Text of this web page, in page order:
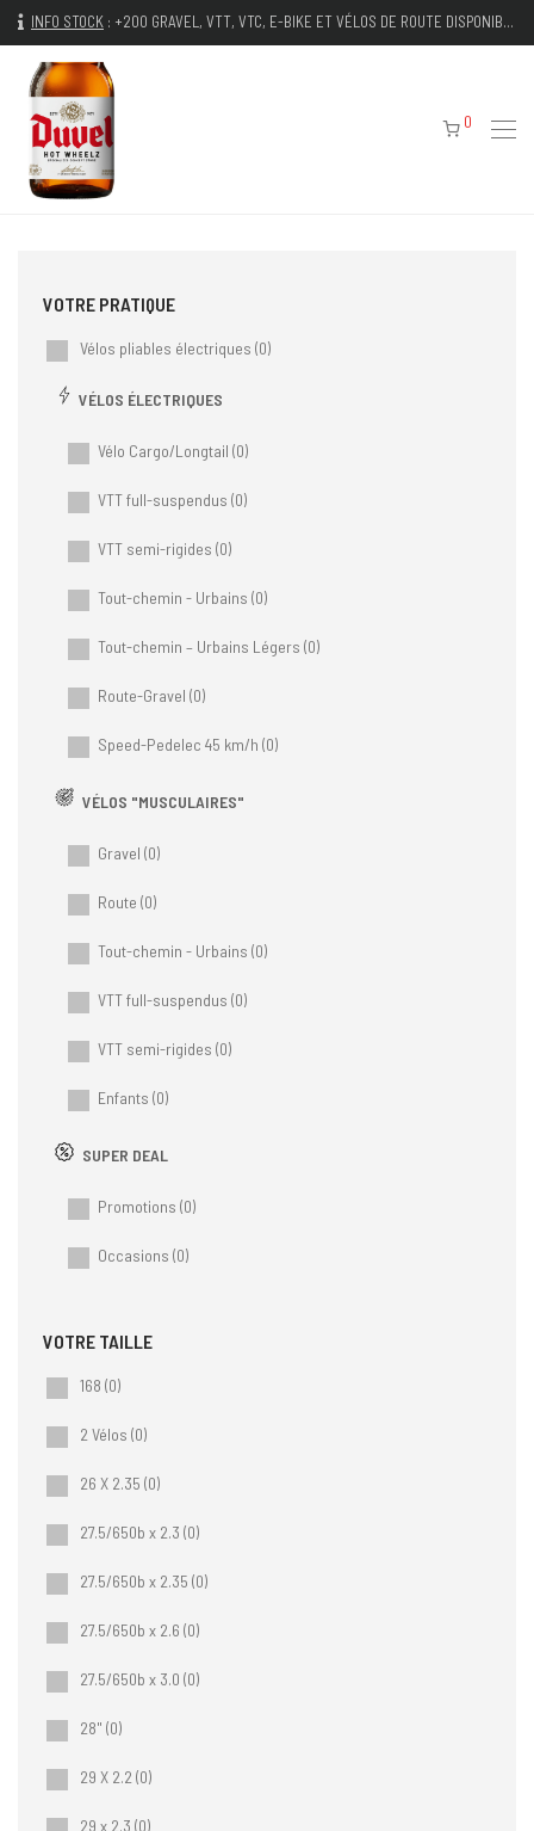
INFO STOCK : +200 GRAVEL, VTT, VTC, E-BIKE ET VÉLOS DE ROUTE DISPONIBLES IMMÉDIATEMENT
0
Vélos pliables électriques (0)
VÉLOS ÉLECTRIQUES
Vélo Cargo/Longtail (0)
VTT full-suspendus (0)
VTT semi-rigides (0)
Tout-chemin - Urbains (0)
Tout-chemin – Urbains Légers (0)
Route-Gravel (0)
Speed-Pedelec 45 km/h (0)
VÉLOS "MUSCULAIRES"
Gravel (0)
Route (0)
Tout-chemin - Urbains (0)
VTT full-suspendus (0)
VTT semi-rigides (0)
Enfants (0)
SUPER DEAL
Promotions (0)
Occasions (0)
168 (0)
2 Vélos (0)
26 X 2.35 (0)
27.5/650b x 2.3 (0)
27.5/650b x 2.35 (0)
27.5/650b x 2.6 (0)
27.5/650b x 3.0 (0)
28" (0)
29 X 2.2 (0)
29 x 2.3 (0)